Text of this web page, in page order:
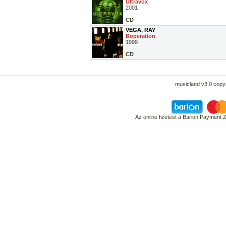
Ultravox
2001
CD
VEGA, RAY
Boperation
1999
CD
musicland v3.0
Az online fizetést a Barion Payment